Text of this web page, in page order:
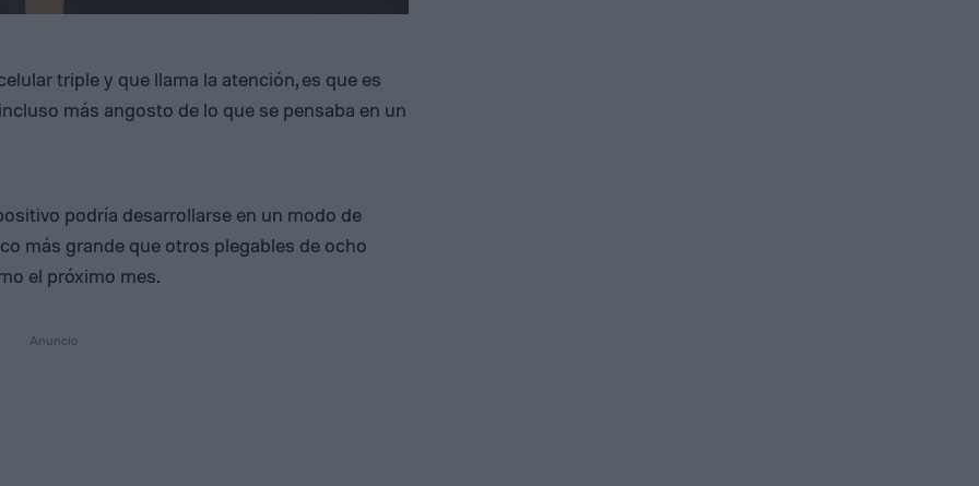
triple y que llama la atención, es que es
más angosto de lo que se pensaba en un
podría desarrollarse en un modo de
más grande que otros plegables de ocho
el próximo mes.